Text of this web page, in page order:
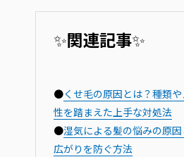
✨関連記事✨
●くせ毛の原因とは？種類
性を踏まえた上手な対処法
●湿気による髪の悩みの原
広がりを防ぐ方法